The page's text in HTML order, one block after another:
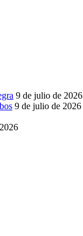
9 de julio de 2026
9 de julio de 2026